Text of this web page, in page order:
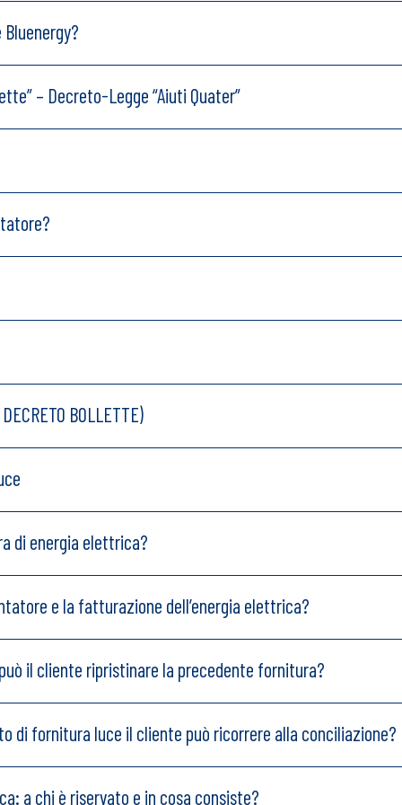
– Decreto-Legge “Aiuti Quater”
BOLLETTE)
di energia elettrica?
e la fatturazione dell’energia elettrica?
il cliente ripristinare la precedente fornitura?
di fornitura luce il cliente può ricorrere alla conciliazione?
a chi è riservato e in cosa consiste?